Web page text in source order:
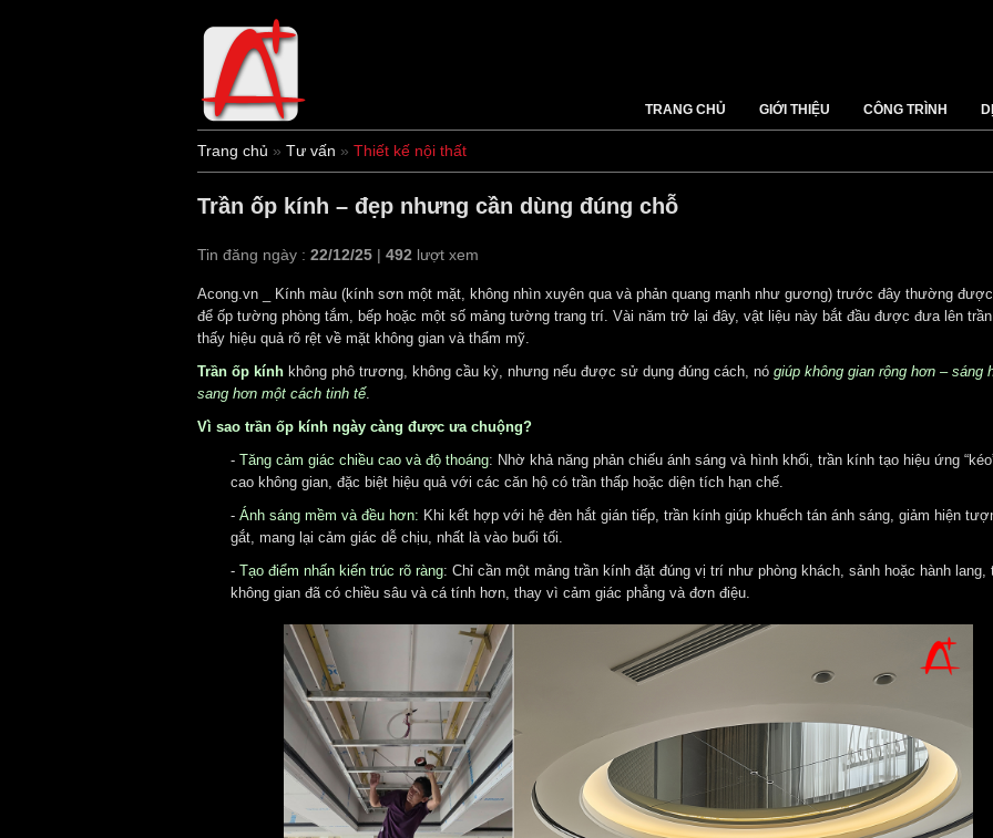
TRANG CHỦ GIỚI THIỆU CÔNG TRÌNH
Trang chủ » Tư vấn » Thiết kế nội thất
Trần ốp kính – đẹp nhưng cần dùng đúng chỗ
Tin đăng ngày : 22/12/25 492 lượt xem
Acong.vn _ Kính màu (kính sơn một mặt, không nhìn xuyên qua và phản quang mạnh như gương) trước đây thường
để ốp tường phòng tắm, bếp hoặc một số mảng tường trang trí. Vài năm trở lại đây, vật liệu này bắt đầu được đưa lên
thấy hiệu quả rõ rệt về mặt không gian và thẩm mỹ.
Trần ốp kính không phô trương, không cầu kỳ, nhưng nếu được sử dụng đúng cách, nó giúp không gian rộng hơn – sáng
sang hơn một cách tinh tế.
Vì sao trần ốp kính ngày càng được ưa chuộng?
- Tăng cảm giác chiều cao và độ thoáng: Nhờ khả năng phản chiếu ánh sáng và hình khối, trần kính tạo hiệu ứng
cao không gian, đặc biệt hiệu quả với các căn hộ có trần thấp hoặc diện tích hạn chế.
- Ánh sáng mềm và đều hơn: Khi kết hợp với hệ đèn hắt gián tiếp, trần kính giúp khuếch tán ánh sáng, giảm hiện
gắt, mang lại cảm giác dễ chịu, nhất là vào buổi tối.
- Tạo điểm nhấn kiến trúc rõ ràng: Chỉ cần một mảng trần kính đặt đúng vị trí như phòng khách, sảnh hoặc hành lang,
không gian đã có chiều sâu và cá tính hơn, thay vì cảm giác phẳng và đơn điệu.